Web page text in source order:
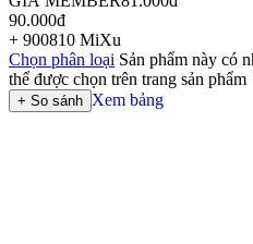
90.000đ
+ 900810 MiXu
Chọn phân loại Sản phẩm này có
thể được chọn trên trang sản phẩm
+ So sánh Xem bảng